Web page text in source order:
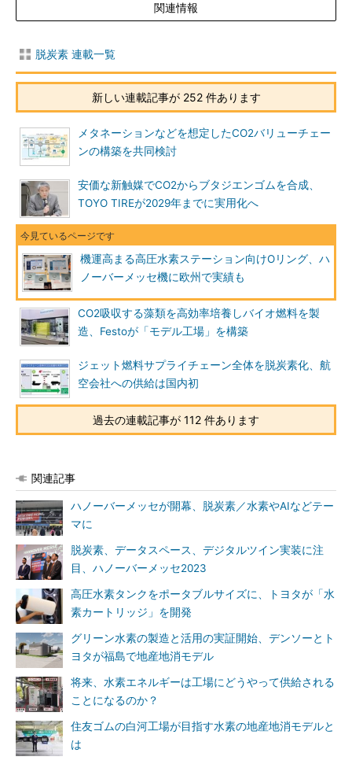
関連情報
脱炭素 連載一覧
新しい連載記事が 252 件あります
メタネーションなどを想定したCO2バリューチェー
ンの構築を共同検討
安価な新触媒でCO2からブタジエンゴムを合成、
TOYO TIREが2029年までに実用化へ
機運高まる高圧水素ステーション向けOリング、ハ
ノーバーメッセ機に欧州で実績も
CO2吸収する藻類を高効率培養しバイオ燃料を製
造、Festoが「モデル工場」を構築
ジェット燃料サプライチェーン全体を脱炭素化、航
空会社への供給は国内初
過去の連載記事が 112 件あります
関連記事
ハノーバーメッセが開幕、脱炭素／水素やAIなどテー
マに
脱炭素、データスペース、デジタルツイン実装に注
目、ハノーバーメッセ2023
高圧水素タンクをポータブルサイズに、トヨタが「水
素カートリッジ」を開発
グリーン水素の製造と活用の実証開始、デンソーとト
ヨタが福島で地産地消モデル
将来、水素エネルギーは工場にどうやって供給される
ことになるのか？
住友ゴムの白河工場が目指す水素の地産地消モデルと
は